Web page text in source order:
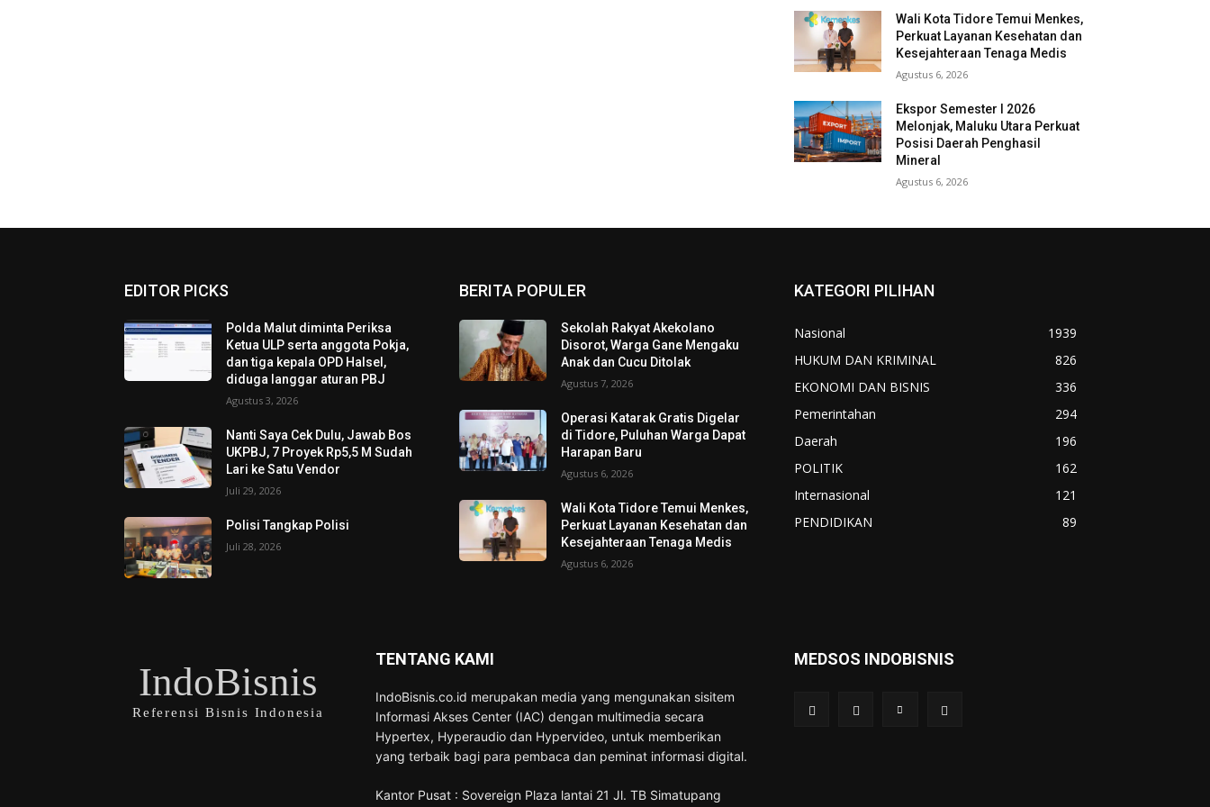
Wali Kota Tidore Temui Menkes,
Perkuat Layanan Kesehatan dan
Kesejahteraan Tenaga Medis
Agustus 6, 2026
Ekspor Semester I 2026
Melonjak, Maluku Utara Perkuat
Posisi Daerah Penghasil
Mineral
Agustus 6, 2026
EDITOR PICKS
Polda Malut diminta Periksa
Ketua ULP serta anggota Pokja,
dan tiga kepala OPD Halsel,
diduga langgar aturan PBJ
Agustus 3, 2026
Nanti Saya Cek Dulu, Jawab Bos
UKPBJ, 7 Proyek Rp5,5 M Sudah
Lari ke Satu Vendor
Juli 29, 2026
Polisi Tangkap Polisi
Juli 28, 2026
BERITA POPULER
Sekolah Rakyat Akekolano
Disorot, Warga Gane Mengaku
Anak dan Cucu Ditolak
Agustus 7, 2026
Operasi Katarak Gratis Digelar
di Tidore, Puluhan Warga Dapat
Harapan Baru
Agustus 6, 2026
Wali Kota Tidore Temui Menkes,
Perkuat Layanan Kesehatan dan
Kesejahteraan Tenaga Medis
Agustus 6, 2026
KATEGORI PILIHAN
Nasional
1939
HUKUM DAN KRIMINAL
826
EKONOMI DAN BISNIS
336
Pemerintahan
294
Daerah
196
POLITIK
162
Internasional
121
PENDIDIKAN
89
IndoBisnis
Referensi Bisnis Indonesia
TENTANG KAMI
IndoBisnis.co.id merupakan media yang mengunakan sisitem
Informasi Akses Center (IAC) dengan multimedia secara
Hypertex, Hyperaudio dan Hypervideo, untuk memberikan
yang terbaik bagi para pembaca dan peminat informasi digital.
Kantor Pusat : Sovereign Plaza lantai 21 Jl. TB Simatupang
MEDSOS INDOBISNIS